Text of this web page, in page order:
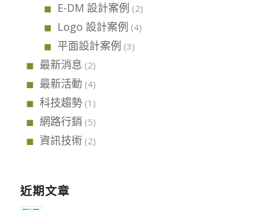
E-DM 設計案例 (2)
Logo 設計案例 (4)
平面設計案例 (3)
最新消息 (2)
最新活動 (4)
科技趨勢(1)
網路行銷 (5)
資訊技術(2)
近期文章